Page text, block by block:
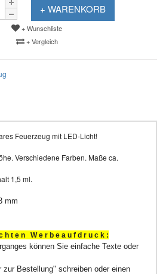
+ WARENKORB
+ Wunschliste
+ Vergleich
Feuerzeug mit LED-Licht!
Verschiedene Farben. Maße ca.
1,5 ml.
mm
t e n W e r b e a u f d r u c k :
können Sie einfache Texte oder
Bestellung" schreiben oder einen